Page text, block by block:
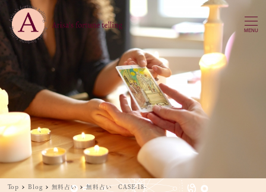
MENU
Top Blog 無料占い 無料占い CASE-18-